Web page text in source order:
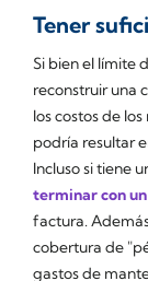
Tener
Si bien el límite
reconstruir una
los costos de
podría resultar
Incluso si tiene
terminar con
factura.
cobertura de
gastos de